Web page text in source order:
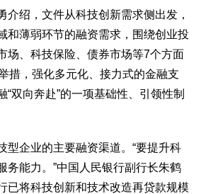
兵器装备 军营风采
国际合作 他山之石
绍，文件从科技创新需求侧出发，
和薄弱环节的融资需求，围绕创业投
场、科技保险、债券市场等7个方面
措，强化多元化、接力式的金融支
“双向奔赴”的一项基础性、引领性制
企业的主要融资渠道。“要提升科
务能力。”中国人民银行副行长朱鹤
已将科技创新和技术改造再贷款规模